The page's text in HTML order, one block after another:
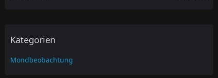
Kategorien
Mondbeobachtung